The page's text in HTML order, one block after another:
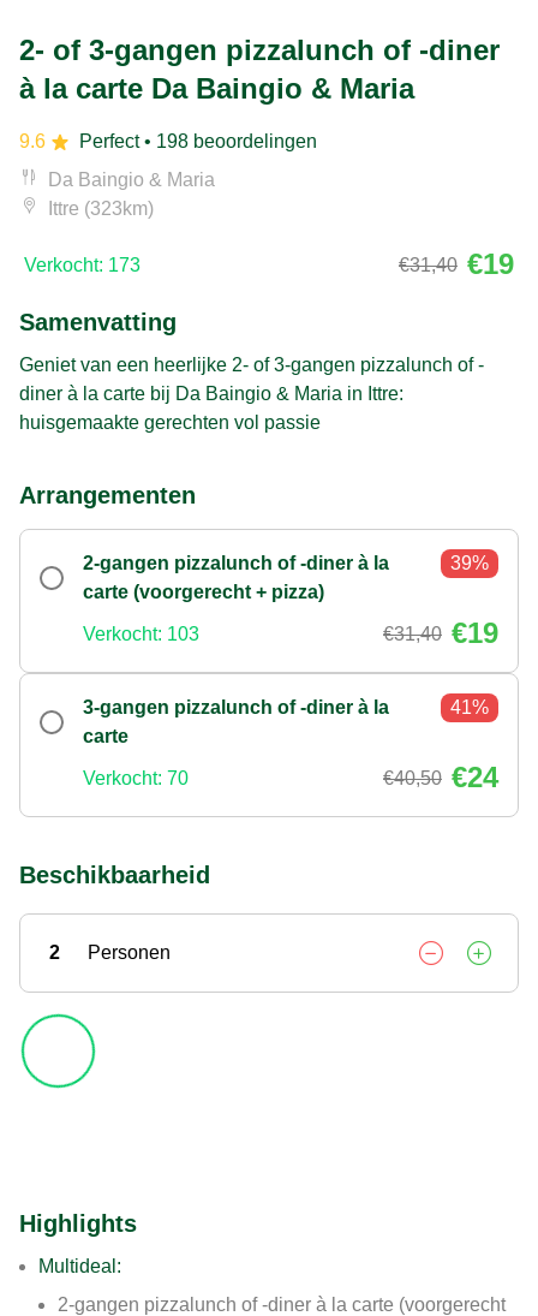
2- of 3-gangen pizzalunch of -diner
à la carte Da Baingio & Maria
9.6 Perfect• 198 beoordelingen
Da Baingio & Maria
Ittre (323km)
Verkocht: 173 €31,40 €19
Samenvatting
Geniet van een heerlijke 2- of 3-gangen pizzalunch of -
diner à la carte bij Da Baingio & Maria in Ittre:
huisgemaakte gerechten vol passie
Arrangementen
2-gangen pizzalunch of -diner à la
carte (voorgerecht + pizza)
39%
Verkocht: 103 €31,40 €19
3-gangen pizzalunch of -diner à la
carte
41%
Verkocht: 70 €40,50 €24
Beschikbaarheid
2 Personen
Highlights
Multideal:
2-gangen pizzalunch of -diner à la carte (voorgerecht